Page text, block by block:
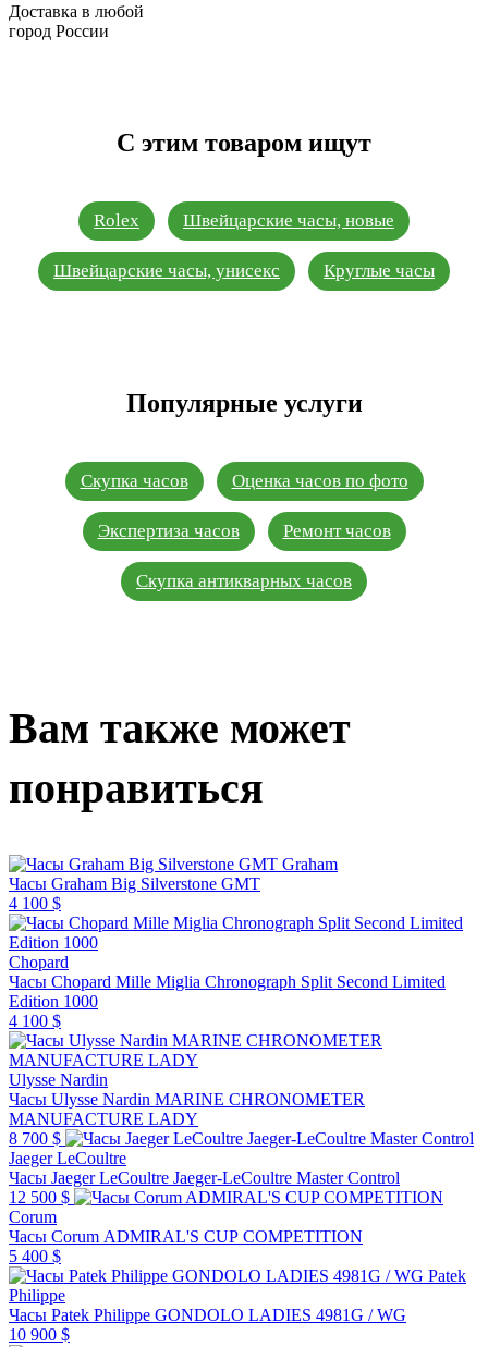
Доставка в любой
город России
С этим товаром ищут
Rolex Швейцарские часы, новые
Швейцарские часы, унисекс Круглые часы
Популярные услуги
Скупка часов Оценка часов по фото
Экспертиза часов Ремонт часов
Скупка антикварных часов
Вам также может
понравиться
Graham
Часы Graham Big Silverstone GMT
4 100 $
Chopard
Часы Chopard Mille Miglia Chronograph Split Second Limited
Edition 1000
4 100 $
Ulysse Nardin
Часы Ulysse Nardin MARINE CHRONOMETER
MANUFACTURE LADY
8 700 $
Jaeger LeCoultre
Часы Jaeger LeCoultre Jaeger-LeCoultre Master Control
12 500 $
Corum
Часы Corum ADMIRAL'S CUP COMPETITION
5 400 $
Patek
Philippe
Часы Patek Philippe GONDOLO LADIES 4981G / WG
10 900 $